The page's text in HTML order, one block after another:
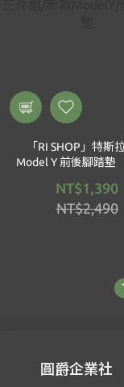
「RI SHOP」特斯
Model Y 前後腳踏墊
踏墊
NT$1,390
NT$2,490
圓爵企業社